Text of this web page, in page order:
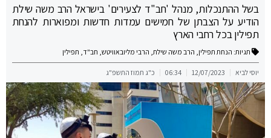
בשל ההתנכלות, מנהל 'חב"ד לצעירים' בישראל הרב משה שילת
הודיע על הצבתן של חמישים עמדות חדשות ומפוארות להנחת
תפילין בכל רחבי הארץ
תגיות: הנחת תפילין, הרב משה שילת, הרבי מליובאוויטש, חב"ד, תפילין
יוסי לביא 12/07/2023
06:34 כ"ג תמוז התשפ"ג